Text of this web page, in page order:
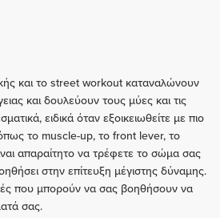
και το street workout καταναλώνουν
και δουλεύουν τους μύες και τις
ειδικά όταν εξοικειωθείτε με πιο
το muscle-up, το front lever, το
απαραίτητο να τρέφετε το σώμα σας
στην επίτευξη μέγιστης δύναμης.
που μπορούν να σας βοηθήσουν να
σας.